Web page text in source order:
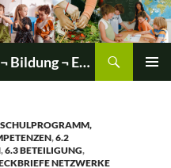
»die initiative ¬ Gesundheit ¬ Bildung ¬ Entwicklung«
,6.2
,6.3 BETEILIGUNG,
NETZWERKE